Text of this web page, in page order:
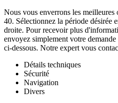
Nous vous enverrons les
40. Sélectionnez la période désirée
droite. Pour recevoir plus
envoyez simplement votre
ci-dessous. Notre expert vous
Détails techniques
Sécurité
Navigation
Divers